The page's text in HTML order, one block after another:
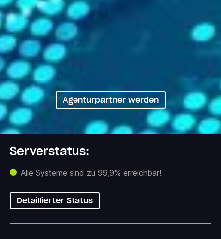
Professionelle Betreuung
Agenturpartner werden
Serverstatus:
Alle Systeme sind zu 99,9% erreichbar!
Detaillierter Status